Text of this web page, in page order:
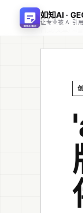
如知AI ·
让专业被 AI 引用